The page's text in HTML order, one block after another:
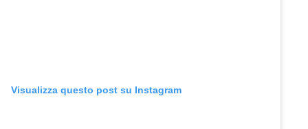
Visualizza questo post su Instagram